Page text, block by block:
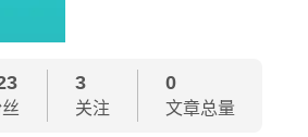
3
关注
0
文章总量